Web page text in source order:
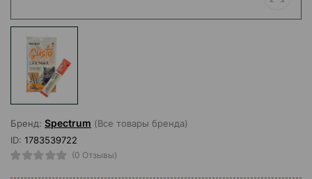
Бренд: Spectrum (Все товары бренда)
ID: 1783539722
(0 Отзывы)